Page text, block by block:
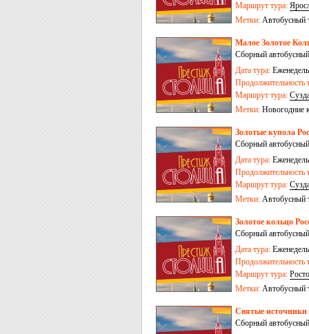
Маршрут тура:
Метки: Автобусный
Малое Золотое
Сборный
Дата тура:
Продолжительность
Маршрут тура:
Залесский
Метки: Новогодние
Золотые купола
Сборный
Дата тура:
Продолжительность
Маршрут тура:
Залесский-Иваново
Метки: Автобусный
Золотое кольцо
Сборный
Дата тура:
Продолжительность
Маршрут тура:
Метки: Автобусный
Святые источники
Сборный